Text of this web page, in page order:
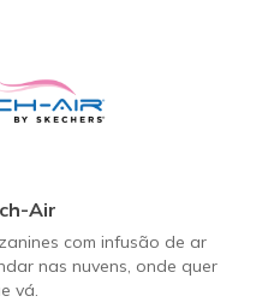
Air
com infusão de ar
nas nuvens, onde quer
vá.